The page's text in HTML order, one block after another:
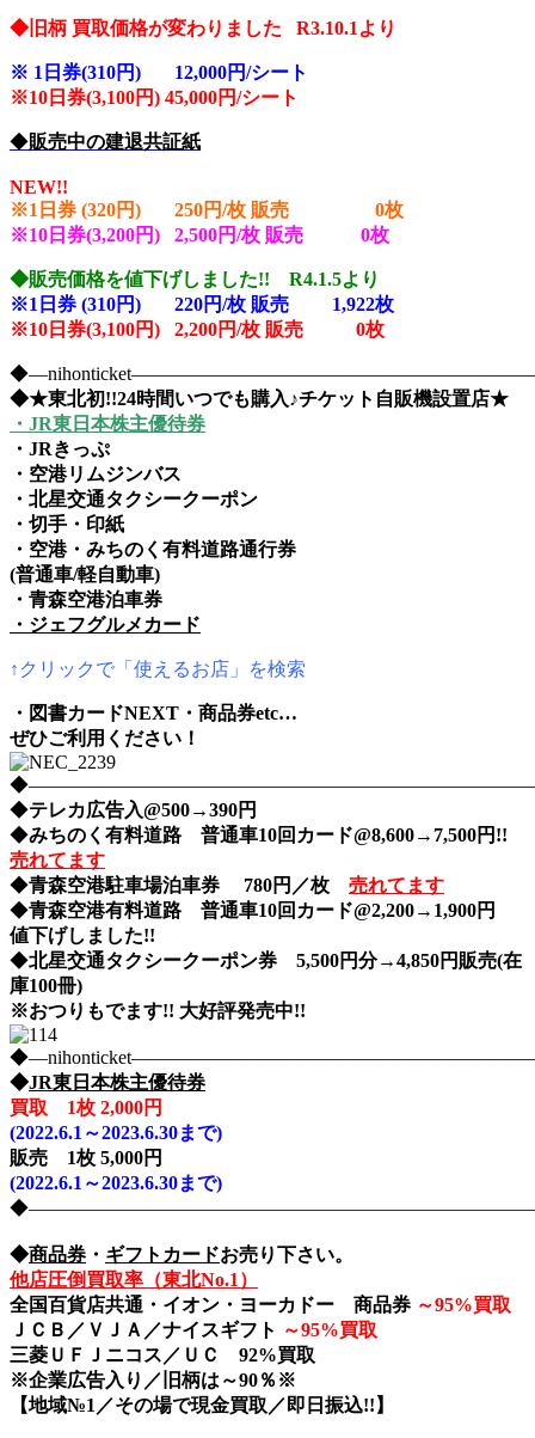
◆旧柄 買取価格が変わりました R3.10.1より
※ 1日券(310円) 12,000円/シート
※10 日券(3,100円) 45,000円/シート
◆販売中の建退共証紙
NEW!!
※1日券 (320円) 250円/枚 販売 0枚
※10日券(3,200円) 2,500円/枚 販売 0枚
◆販売価格を値下げしました!! R4.1.5より
※1日券 (310円) 220円/枚 販売 1,922枚
※10日券(3,100円) 2,200円/枚 販売 0枚
◆★東北初!!24時間いつでも購入♪チケット自販機設置店★
・JR東日本株主優待券
・JRきっぷ
・空港リムジンバス
・北星交通タクシークーポン
・切手・印紙
・空港・みちのく有料道路通行券
(普通車/軽自動車)
・青森空港泊車券
・ジェフグルメカード
↑クリックで「使えるお店」を検索
・図書カードNEXT・商品券etc…
ぜひご利用ください！
◆テレカ広告入@500→390円
◆みちのく有料道路 普通車10回カード@8,600→7,500円!!
売れてます
◆青森空港駐車場泊車券 780円／枚
売れてます
◆青森空港有料道路 普通車10回カード@2,200→1,900円
値下げしました!!
◆北星交通タクシークーポン券 5,500円分→4,850円販売(在
庫100冊)
※おつりもでます!! 大好評発売中!!
◆JR東日本株主優待券
買取 1枚 2,000円
(2022.6.1～2023.6.30まで)
販売 1枚 5,000円
(2022.6.1～2023.6.30まで)
◆商品券 ・ ギフトカードお売り下さい。
他店圧倒買取率（東北No.1）
全国百貨店共通・イオン・ヨーカドー 商品券 ～95%買取
ＪＣＢ／ＶＪＡ／ナイスギフト ～95%買取
三菱ＵＦＪニコス／ＵＣ 92%買取
※企業広告入り／旧柄は～90％※
【地域№1／その場で現金買取／即日振込!!】